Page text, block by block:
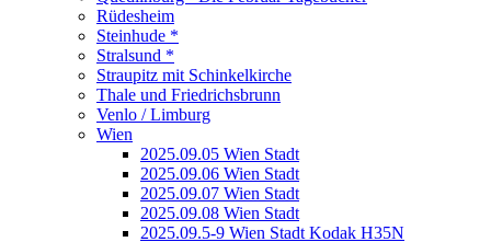
Rüdesheim
Steinhude *
Stralsund *
Straupitz mit Schinkelkirche
Thale und Friedrichsbrunn
Venlo / Limburg
Wien
2025.09.05 Wien Stadt
2025.09.06 Wien Stadt
2025.09.07 Wien Stadt
2025.09.08 Wien Stadt
2025.09.5-9 Wien Stadt Kodak H35N